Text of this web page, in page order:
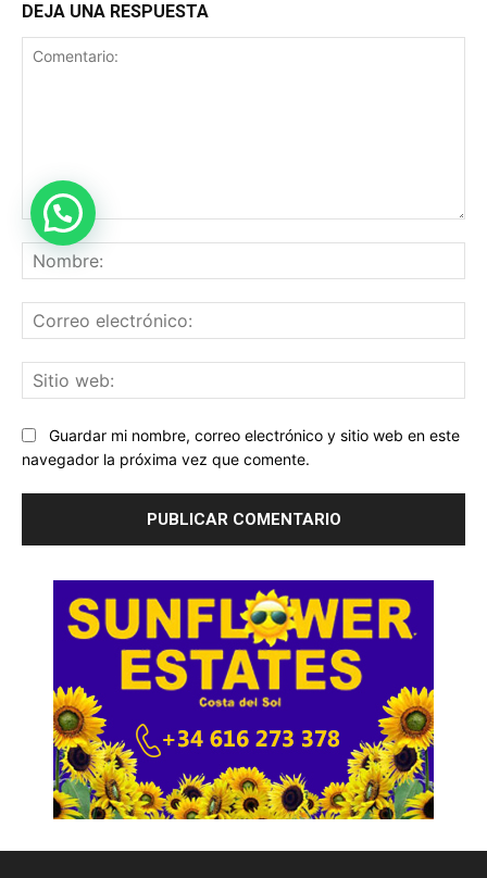
DEJA UNA RESPUESTA
Comentario:
Guardar mi nombre, correo electrónico y sitio web en este
navegador la próxima vez que comente.